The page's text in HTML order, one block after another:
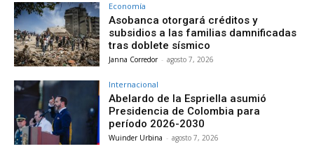
Economía
Asobanca otorgará créditos y
subsidios a las familias damnificadas
tras doblete sísmico
Janna Corredor - agosto 7, 2026
Internacional
Abelardo de la Espriella asumió
Presidencia de Colombia para
período 2026-2030
Wuinder Urbina - agosto 7, 2026